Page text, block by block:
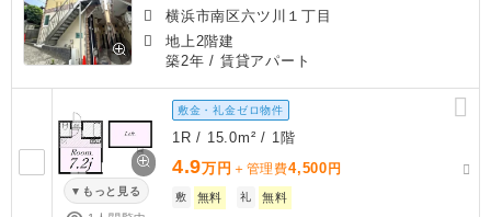
横浜市南区六ツ川１丁目
地上2階建
築2年 / 賃貸アパート
もっと見る
敷金・礼金ゼロ物件
1R / 15.0m² / 1階
4.9万円 ＋管理費4,500 円
敷 無料 礼 無料